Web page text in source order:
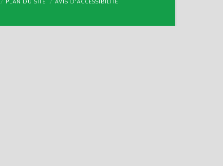
PLAN DU SITE AVIS D’ACCESSIBILITÉ